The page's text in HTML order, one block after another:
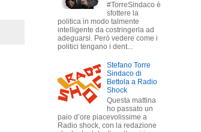
#TorreSindaco è
sfottere la
politica in modo talmente
intelligente da costringerla ad
adeguarsi. Però vedere come i
politici tengano i dent...
Stefano Torre
Sindaco di
Bettola a Radio
Shock
Questa mattina
ho passato un
paio d’ore piacevolissime a
Radio shock, con la redazione